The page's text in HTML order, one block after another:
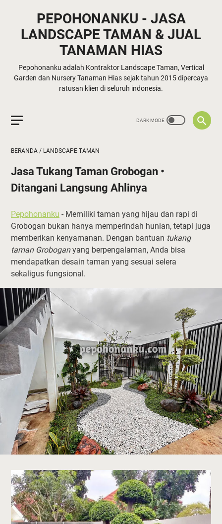
PEPOHONANKU - JASA
LANDSCAPE TAMAN & JUAL
TANAMAN HIAS
Pepohonanku adalah Kontraktor Landscape Taman, Vertical
Garden dan Nursery Tanaman Hias sejak tahun 2015 dipercaya
ratusan klien di seluruh indonesia.
BERANDA / LANDSCAPE TAMAN
Jasa Tukang Taman Grobogan •
Ditangani Langsung Ahlinya
Pepohonanku - Memiliki taman yang hijau dan rapi di
Grobogan bukan hanya memperindah hunian, tetapi juga
memberikan kenyamanan. Dengan bantuan tukang
taman Groboganyang berpengalaman, Anda bisa
mendapatkan desain taman yang sesuai selera
sekaligus fungsional.